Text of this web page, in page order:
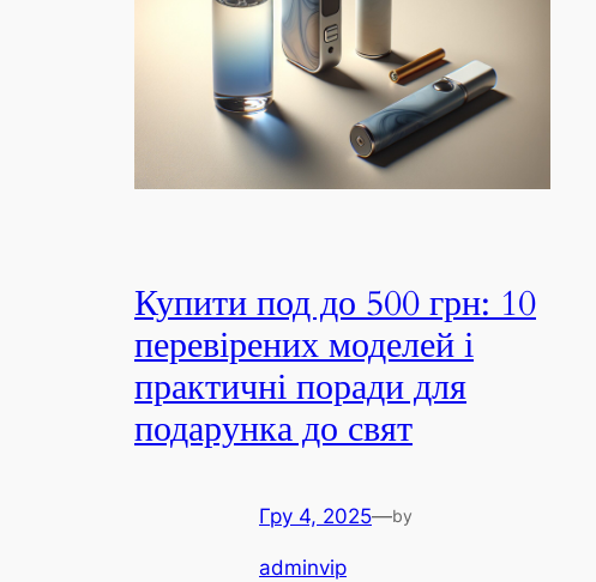
Купити под до 500 грн: 10
перевірених моделей і
практичні поради для
подарунка до свят
Гру 4, 2025—by
adminvip